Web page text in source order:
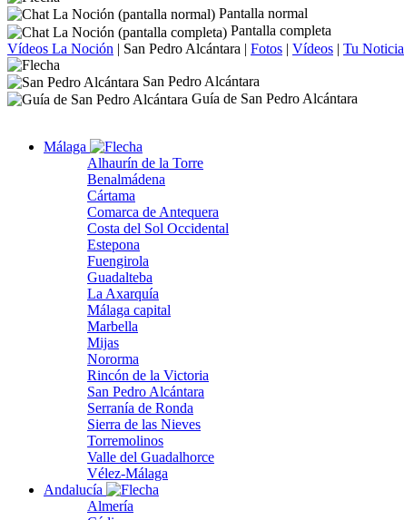
Pantalla normal
Pantalla completa
Vídeos La Noción | San Pedro Alcántara | Fotos | Vídeos | Tu Noticia
San Pedro Alcántara
Guía de San Pedro Alcántara
Málaga
Alhaurín de la Torre
Benalmádena
Cártama
Comarca de Antequera
Costa del Sol Occidental
Estepona
Fuengirola
Guadalteba
La Axarquía
Málaga capital
Marbella
Mijas
Nororma
Rincón de la Victoria
San Pedro Alcántara
Serranía de Ronda
Sierra de las Nieves
Torremolinos
Valle del Guadalhorce
Vélez-Málaga
Andalucía
Almería